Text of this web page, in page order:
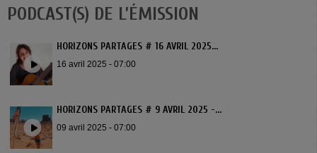
PODCAST(S) DE L’ÉMISSION
HORIZONS PARTAGES # 16 AVRIL 2025...
16 avril 2025 - 07:00
HORIZONS PARTAGES # 9 AVRIL 2025 -...
09 avril 2025 - 07:00